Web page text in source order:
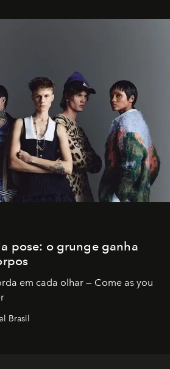
pose: o grunge ganha
em cada olhar — Come as you
Brasil